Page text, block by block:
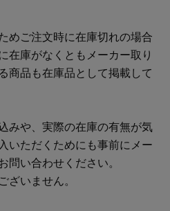
めご注文時に在庫切れの場合
在庫がなくともメーカー取り
商品も在庫品として掲載して
みや、実際の在庫の有無が気
いただくためにも事前にメー
問い合わせください。
ざいません。